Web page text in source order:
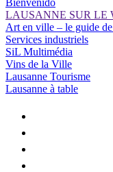
LAUSANNE SUR LE
Art en ville – le guide
Services industriels
SiL Multimédia
Vins de la Ville
Lausanne Tourisme
Lausanne à table